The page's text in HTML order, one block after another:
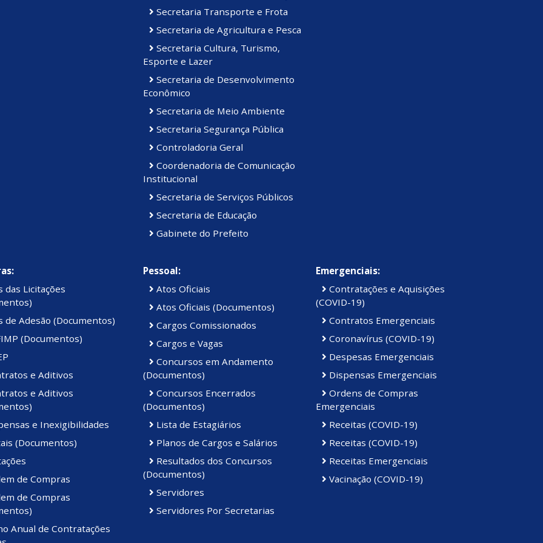
Secretaria Transporte e Frota
Secretaria de Agricultura e Pesca
Secretaria Cultura, Turismo,
Esporte e Lazer
Secretaria de Desenvolvimento
Econômico
Secretaria de Meio Ambiente
Secretaria Segurança Pública
Controladoria Geral
Coordenadoria de Comunicação
Institucional
Secretaria de Serviços Públicos
Secretaria de Educação
Gabinete do Prefeito
das Licitações
de Adesão (Documentos)
(Documentos)
e Aditivos
e Aditivos
e Inexigibilidades
(Documentos)
de Compras
de Compras
Anual de Contratações
Pessoal:
Atos Oficiais
Atos Oficiais (Documentos)
Cargos Comissionados
Cargos e Vagas
Concursos em Andamento
(Documentos)
Concursos Encerrados
(Documentos)
Lista de Estagiários
Planos de Cargos e Salários
Resultados dos Concursos
(Documentos)
Servidores
Servidores Por Secretarias
Emergenciais:
Contratações e Aquisições
(COVID-19)
Contratos Emergenciais
Coronavírus (COVID-19)
Despesas Emergenciais
Dispensas Emergenciais
Ordens de Compras
Emergenciais
Receitas (COVID-19)
Receitas (COVID-19)
Receitas Emergenciais
Vacinação (COVID-19)